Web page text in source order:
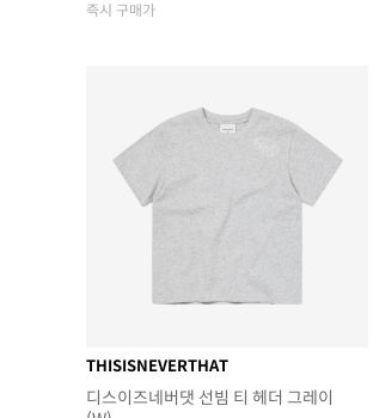
즉시 구매가
THISISNEVERTHAT
디스이즈네버댓 선빔 티 헤더 그레이